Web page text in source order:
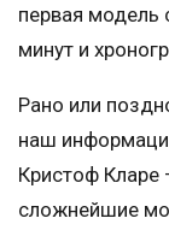
первая модель
минут и
Рано или
наш
Кристоф Кларе
сложнейшие